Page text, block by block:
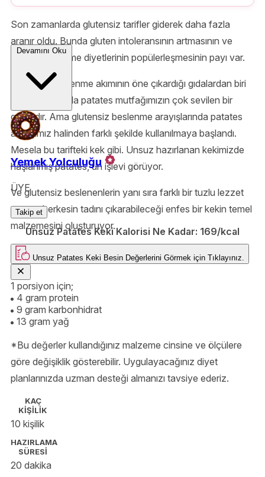
Son zamanlarda glutensiz tarifler giderek daha fazla
aranır oldu. Bunda gluten intoleransının artmasının ve
sağlıklı beslenme diyetlerinin popülerleşmesinin payı var.
Glutensiz beslenme akımının öne çıkardığı gıdalardan biri
patates. Aslında patates mutfağımızın çok sevilen bir
gıdasıdır. Ama glutensiz beslenme arayışlarında patates
alıştığımız halinden farklı şekilde kullanılmaya başlandı.
Mesela bu tarifteki kek gibi. Unsuz hazırlanan kekimizde
haşlanmış patates, un işlevi görüyor.
Ve glutensiz beslenenlerin yanı sıra farklı bir tuzlu lezzet
arayan herkesin tadını çıkarabileceği enfes bir kekin temel
malzemesini oluşturuyor.
Devamını Oku
Yemek Yolculuğu
ÜYE
Takip et
Unsuz Patates Keki Kalorisi Ne Kadar: 169/kcal
Unsuz Patates Keki Besin Değerlerini Görmek için Tıklayınız.
1 porsiyon için;
4 gram protein
9 gram karbonhidrat
13 gram yağ
*Bu değerler kullandığınız malzeme cinsine ve ölçülere
göre değişiklik gösterebilir. Uygulayacağınız diyet
planlarınızda uzman desteği almanızı tavsiye ederiz.
KAÇ
KİŞİLİK
10 kişilik
HAZIRLAMA
SÜRESİ
20 dakika